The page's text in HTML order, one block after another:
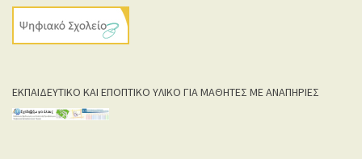
ΕΚΠΑΙΔΕΥΤΙΚΟ ΚΑΙ ΕΠΟΠΤΙΚΟ ΥΛΙΚΟ ΓΙΑ ΜΑΘΗΤΕΣ ΜΕ ΑΝΑΠΗΡΙΕΣ